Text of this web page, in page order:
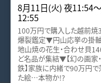
8月11日(火) 夜11:54〜
12:55
100万円で購入した越前焼
爆裂鑑定▼円山応挙の掛軸
地山焼の花生・合わせ貝
ど名品が集結▼【幻の画家
鉄】家族に内緒で90万円で
た絵…本物か!?